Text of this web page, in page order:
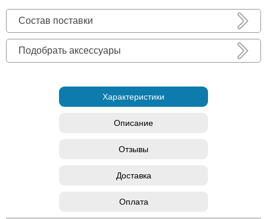
Состав поставки
Подобрать аксессуары
Характеристики
Описание
Отзывы
Доставка
Оплата